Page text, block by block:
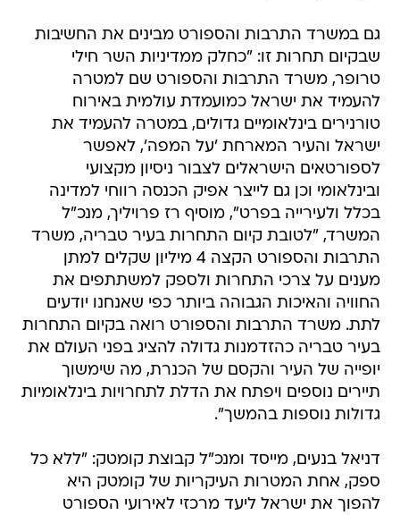
גם במשרד התרבות והספורט מבינים את החשיבות
שבקיום תחרות זו: "כחלק ממדיניות השר חילי
טרופר, משרד התרבות והספורט שם למטרה
להעמיד את ישראל כמועמדת עולמית באירוח
טורנירים בינלאומיים גדולים, במטרה להעמיד את
ישראל והעיר המארחת 'על המפה', לאפשר
לספורטאים הישראלים לצבור ניסיון מקצועי
ובינלאומי וכן גם לייצר אפיק הכנסה רווחי למדינה
בכלל ולעירייה בפרט", מוסיף רז פרויליך, מנכ"ל
המשרד, "לטובת קיום התחרות בעיר טבריה, משרד
התרבות והספורט הקצה 4 מיליון שקלים למתן
מענים על צרכי התחרות ולספק למשתתפים את
החוויה והאיכות הגבוהה ביותר כפי שאנחנו יודעים
לתת. משרד התרבות והספורט רואה בקיום התחרות
בעיר טבריה כהזדמנות גדולה להציג בפני העולם את
יופייה של העיר והקסם של הכנרת, מה שימשוך
תיירים נוספים ויפתח את הדלת לתחרויות בינלאומיות
גדולות נוספות בהמשך".
דניאל בנעים, מייסד ומנכ"ל קבוצת קומטק: "ללא כל
ספק, אחת המטרות העיקריות של קומטק היא
להפוך את ישראל ליעד מרכזי לאירועי הספורט